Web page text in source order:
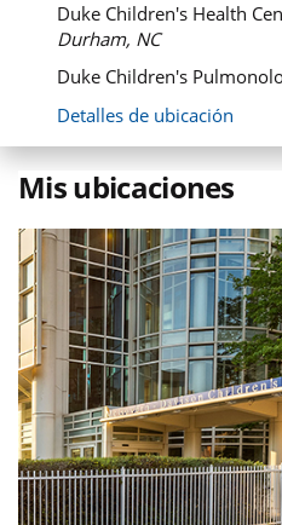
Duke Children's Health
Durham, NC
Duke Children's
Detalles de ubicación
Mis ubicaciones